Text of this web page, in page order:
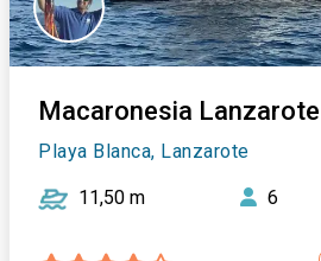
Macaronesia Lanzarote
Playa Blanca, Lanzarote
11,50 m 6